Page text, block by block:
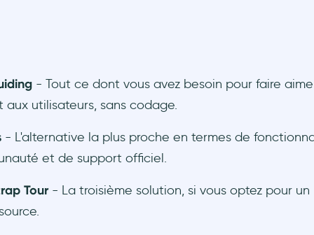
- Tout ce dont vous avez besoin pour faire
aux utilisateurs, sans codage.
- L'alternative la plus proche en termes de
et de support officiel.
Tour- La troisième solution, si vous optez pour un